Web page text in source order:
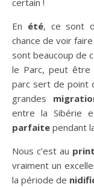
En été, ce sont
chance de voir
sont beaucoup de
le Parc, peut être
parc sert de point
grandes
entre la Sibérie
parfaite pendant
Nous c’est au
vraiment un
la période de